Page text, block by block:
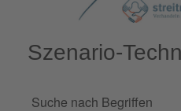
Szenario-
Suche nach Begriffen